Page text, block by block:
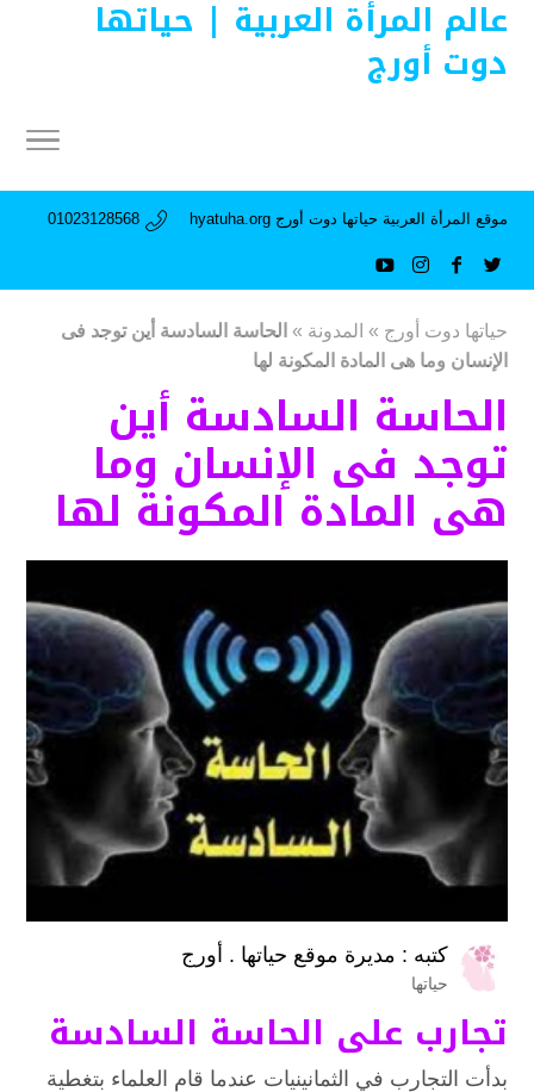
عالم المرأة العربية | حياتها
دوت أورج
موقع المرأة العربية حياتها دوت أورج hyatuha.org 01023128568
حياتها دوت أورج » المدونة » الحاسة السادسة أين توجد فى
الإنسان وما هى المادة المكونة لها
الحاسة السادسة أين
توجد فى الإنسان وما
هى المادة المكونة لها
كتبه : مديرة موقع حياتها . أورج
حياتها
تجارب على الحاسة السادسة
بدأت التجارب في الثمانينيات عندما قام العلماء بتغطية